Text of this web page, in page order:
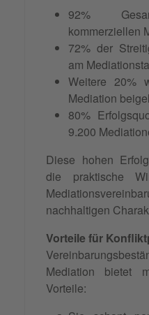
92%
kommerziellen
72% der
am
Weitere 20%
Mediation
80%
9.200
Diese hohen
die praktische
nachhaltigen
Vorteile für
Mediation bietet
Vorteile: